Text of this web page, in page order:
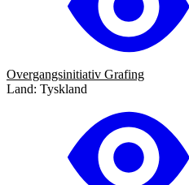
Overgangsinitiativ Grafing
Land: Tyskland